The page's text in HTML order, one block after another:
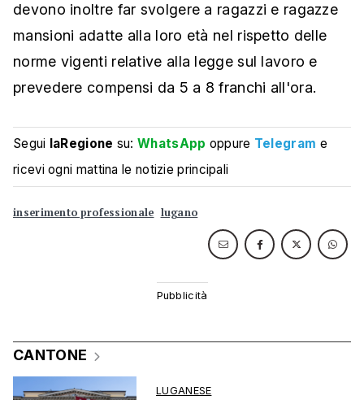
devono inoltre far svolgere a ragazzi e ragazze
mansioni adatte alla loro età nel rispetto delle
norme vigenti relative alla legge sul lavoro e
prevedere compensi da 5 a 8 franchi all'ora.
Segui laRegione su:WhatsApp oppure Telegram e
ricevi ogni mattina le notizie principali
inserimento professionale lugano
CANTONE
LUGANESE